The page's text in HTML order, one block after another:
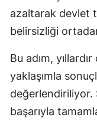
azaltarak devlet
belirsizliği
Bu adım,
yaklaşımla
değerlendiriliyor.
başarıyla